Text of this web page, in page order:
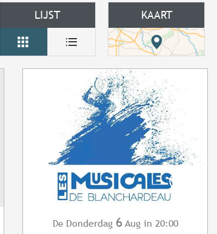
LIJST KAART
De Donderdag 6 Aug in 20:00